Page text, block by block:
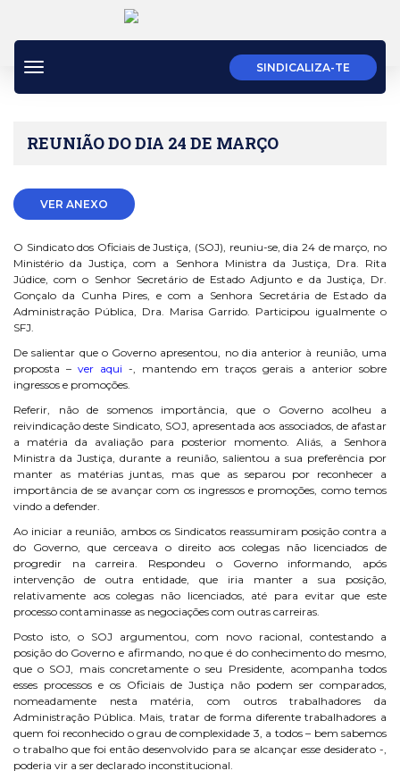
Toggle
SINDICALIZA-TE
REUNIÃO DO DIA 24 DE MARÇO
VER ANEXO
O Sindicato dos Oficiais de Justiça, (SOJ), reuniu-se, dia 24 de março, no
Ministério da Justiça, com a Senhora Ministra da Justiça, Dra. Rita
Júdice, com o Senhor Secretário de Estado Adjunto e da Justiça, Dr.
Gonçalo da Cunha Pires, e com a Senhora Secretária de Estado da
Administração Pública, Dra. Marisa Garrido. Participou igualmente o
SFJ.
De salientar que o Governo apresentou, no dia anterior à reunião, uma
proposta – ver aqui -, mantendo em traços gerais a anterior sobre
ingressos e promoções.
Referir, não de somenos importância, que o Governo acolheu a
reivindicação deste Sindicato, SOJ, apresentada aos associados, de afastar
a matéria da avaliação para posterior momento. Aliás, a Senhora
Ministra da Justiça, durante a reunião, salientou a sua preferência por
manter as matérias juntas, mas que as separou por reconhecer a
importância de se avançar com os ingressos e promoções, como temos
vindo a defender.
Ao iniciar a reunião, ambos os Sindicatos reassumiram posição contra a
do Governo, que cerceava o direito aos colegas não licenciados de
progredir na carreira. Respondeu o Governo informando, após
intervenção de outra entidade, que iria manter a sua posição,
relativamente aos colegas não licenciados, até para evitar que este
processo contaminasse as negociações com outras carreiras.
Posto isto, o SOJ argumentou, com novo racional, contestando a
posição do Governo e afirmando, no que é do conhecimento do mesmo,
que o SOJ, mais concretamente o seu Presidente, acompanha todos
esses processos e os Oficiais de Justiça não podem ser comparados,
nomeadamente nesta matéria, com outros trabalhadores da
Administração Pública. Mais, tratar de forma diferente trabalhadores a
quem foi reconhecido o grau de complexidade 3, a todos – bem sabemos
o trabalho que foi então desenvolvido para se alcançar esse desiderato -,
poderia vir a ser declarado inconstitucional.